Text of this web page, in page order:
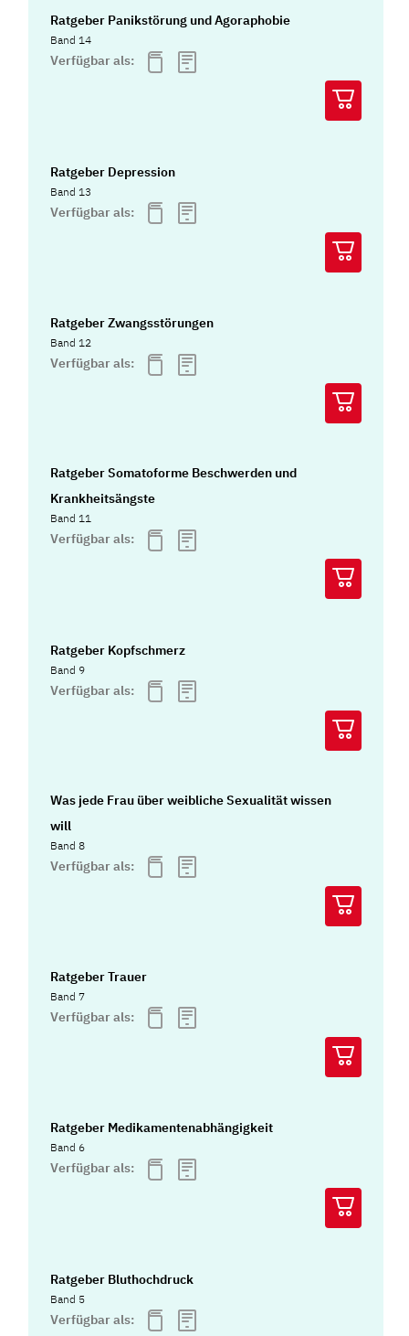
Ratgeber Panikstörung und Agoraphobie
Band 14
Verfügbar als:
Ratgeber Depression
Band 13
Verfügbar als:
Ratgeber Zwangsstörungen
Band 12
Verfügbar als:
Ratgeber Somatoforme Beschwerden und
Krankheitsängste
Band 11
Verfügbar als:
Ratgeber Kopfschmerz
Band 9
Verfügbar als:
Was jede Frau über weibliche Sexualität wissen
will
Band 8
Verfügbar als:
Ratgeber Trauer
Band 7
Verfügbar als:
Ratgeber Medikamentenabhängigkeit
Band 6
Verfügbar als:
Ratgeber Bluthochdruck
Band 5
Verfügbar als: